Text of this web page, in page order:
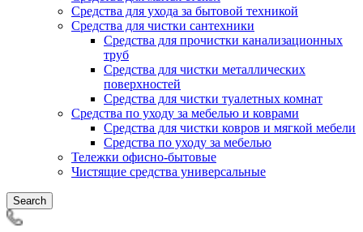
Средства для ухода за бытовой техникой
Средства для чистки сантехники
Средства для прочистки канализационных
труб
Средства для чистки металлических
поверхностей
Средства для чистки туалетных комнат
Средства по уходу за мебелью и коврами
Средства для чистки ковров и мягкой мебели
Средства по уходу за мебелью
Тележки офисно-бытовые
Чистящие средства универсальные
Search